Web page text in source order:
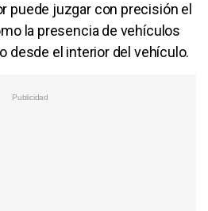
puede juzgar con precisión el
la presencia de vehículos
desde el interior del vehículo.